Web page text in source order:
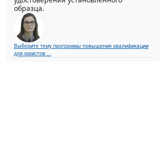
образца.
Выберите тему программы повышения квалификации
для юристов ...